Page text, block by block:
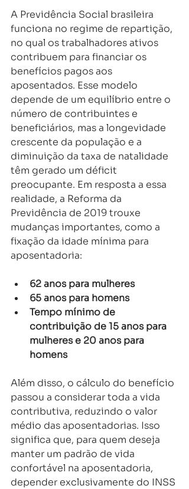
A Previdência Social brasileira
funciona no regime de repartição,
no qual os trabalhadores ativos
contribuem para financiar os
benefícios pagos aos
aposentados. Esse modelo
depende de um equilíbrio entre o
número de contribuintes e
beneficiários, mas a longevidade
crescente da população e a
diminuição da taxa de natalidade
têm gerado um déficit
preocupante. Em resposta a essa
realidade, a Reforma da
Previdência de 2019 trouxe
mudanças importantes, como a
fixação da idade mínima para
aposentadoria:
62 anos para mulheres
65 anos para homens
Tempo mínimo de
contribuição de 15 anos para
mulheres e 20 anos para
homens
Além disso, o cálculo do benefício
passou a considerar toda a vida
contributiva, reduzindo o valor
médio das aposentadorias. Isso
significa que, para quem deseja
manter um padrão de vida
confortável na aposentadoria,
depender exclusivamente do INSS